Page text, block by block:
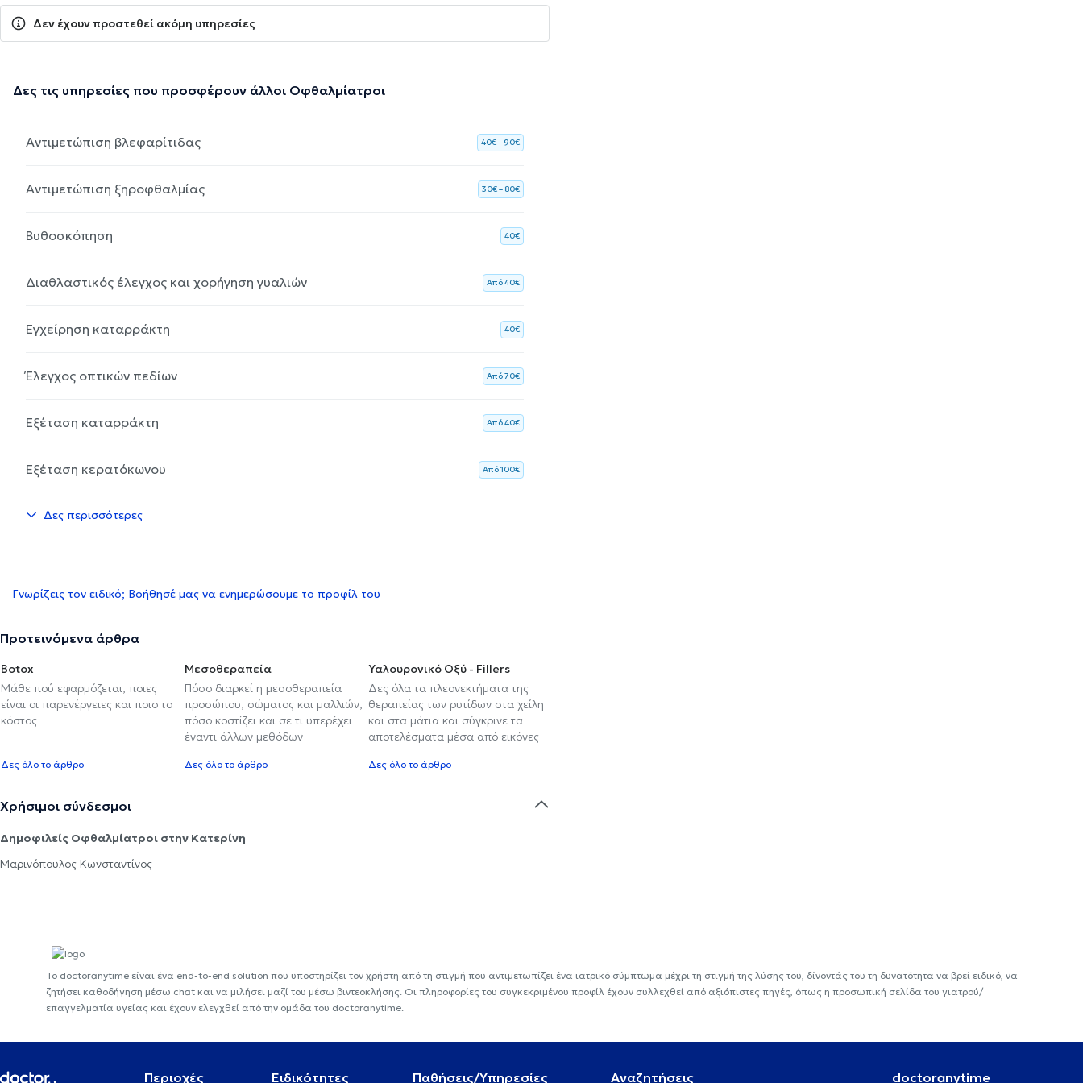
Δεν έχουν προστεθεί ακόμη υπηρεσίες
Δες τις υπηρεσίες που προσφέρουν άλλοι Οφθαλμίατροι
Αντιμετώπιση βλεφαρίτιδας 40€ – 90€
Αντιμετώπιση ξηροφθαλμίας 30€ – 80€
Βυθοσκόπηση 40€
Διαθλαστικός έλεγχος και χορήγηση γυαλιών Aπό 40€
Εγχείρηση καταρράκτη 40€
Έλεγχος οπτικών πεδίων Aπό 70€
Εξέταση καταρράκτη Aπό 40€
Εξέταση κερατόκωνου Aπό 100€
Δες περισσότερες
Γνωρίζεις τον ειδικό; Βοήθησέ μας να ενημερώσουμε το προφίλ του
Προτεινόμενα άρθρα
Botox
Μάθε πού εφαρμόζεται, ποιες
είναι οι παρενέργειες και ποιο το
κόστος
Δες όλο το άρθρο
Μεσοθεραπεία
Πόσο διαρκεί η μεσοθεραπεία
προσώπου, σώματος και μαλλιών,
πόσο κοστίζει και σε τι υπερέχει
έναντι άλλων μεθόδων
Δες όλο το άρθρο
Υαλουρονικό Οξύ - Fillers
Δες όλα τα πλεονεκτήματα της
θεραπείας των ρυτίδων στα χείλη
και στα μάτια και σύγκρινε τα
αποτελέσματα μέσα από εικόνες
Δες όλο το άρθρο
Χρήσιμοι σύνδεσμοι
Δημοφιλείς Οφθαλμίατροι στην Κατερίνη
Μαρινόπουλος Κωνσταντίνος
Το doctoranytime είναι ένα end-to-end solution που υποστηρίζει τον χρήστη από τη στιγμή που αντιμετωπίζει ένα ιατρικό σύμπτωμα μέχρι τη στιγμή της λύσης του, δίνοντάς του τη δυνατότητα να βρεί ειδικό, να
ζητήσει καθοδήγηση μέσω chat και να μιλήσει μαζί του μέσω βιντεοκλήσης. Οι πληροφορίες του συγκεκριμένου προφίλ έχουν συλλεχθεί από αξιόπιστες πηγές, όπως η προσωπική σελίδα του γιατρού/
επαγγελματία υγείας και έχουν ελεγχθεί από την ομάδα του doctoranytime.
Περιοχές Ειδικότητες Παθήσεις/Υπηρεσίες Αναζητήσεις doctoranytime